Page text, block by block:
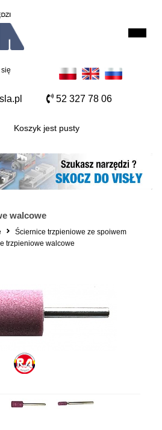
52 327 78 06
Koszyk jest pusty
walcowe
Ściernice trzpieniowe ze spoiwem
trzpieniowe walcowe